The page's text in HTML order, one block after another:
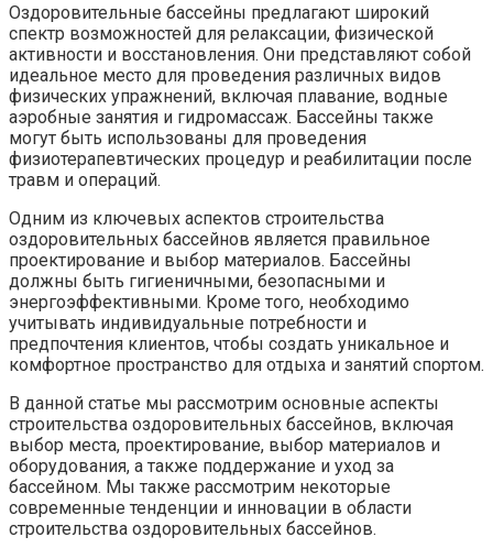
Оздоровительные бассейны предлагают широкий
спектр возможностей для релаксации, физической
активности и восстановления. Они представляют собой
идеальное место для проведения различных видов
физических упражнений, включая плавание, водные
аэробные занятия и гидромассаж. Бассейны также
могут быть использованы для проведения
физиотерапевтических процедур и реабилитации после
травм и операций.
Одним из ключевых аспектов строительства
оздоровительных бассейнов является правильное
проектирование и выбор материалов. Бассейны
должны быть гигиеничными, безопасными и
энергоэффективными. Кроме того, необходимо
учитывать индивидуальные потребности и
предпочтения клиентов, чтобы создать уникальное и
комфортное пространство для отдыха и занятий спортом.
В данной статье мы рассмотрим основные аспекты
строительства оздоровительных бассейнов, включая
выбор места, проектирование, выбор материалов и
оборудования, а также поддержание и уход за
бассейном. Мы также рассмотрим некоторые
современные тенденции и инновации в области
строительства оздоровительных бассейнов.